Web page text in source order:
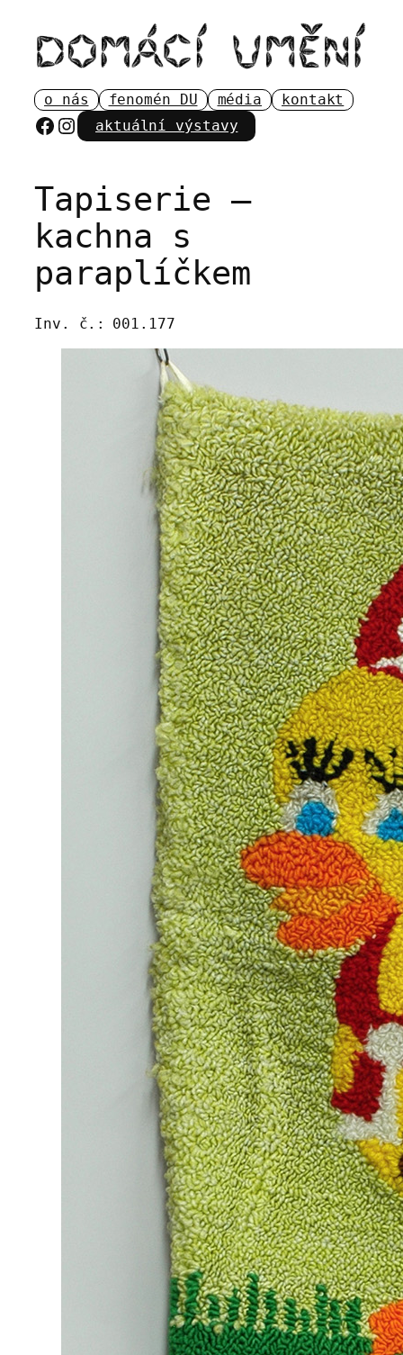
obsah
o nás fenomén DU média kontakt
Facebook
Instagram
aktuální výstavy
Tapiserie –
kachna s
paraplíčkem
Inv. č.: 001.177